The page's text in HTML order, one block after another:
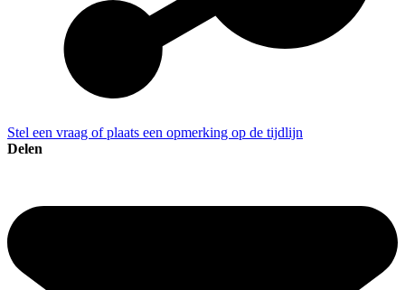
Stel een vraag of plaats een opmerking op de tijdlijn
Delen